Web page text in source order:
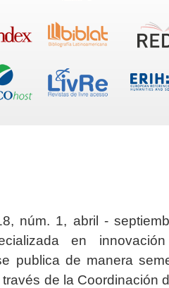
núm. 1, abril -
en
publica de manera
de la Coordinación